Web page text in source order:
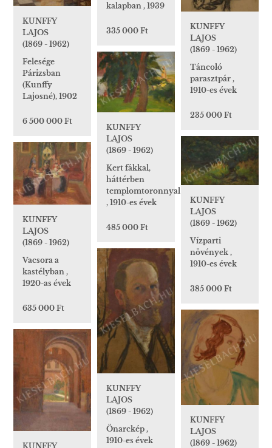
kalapban , 1939
335 000 Ft
KUNFFY
LAJOS
(1869 - 1962)
Felesége
Párizsban
(Kunffy
Lajosné), 1902
6 500 000 Ft
KUNFFY
LAJOS
(1869 - 1962)
Táncoló
parasztpár ,
1910-es évek
235 000 Ft
KUNFFY
LAJOS
(1869 - 1962)
Kert fákkal,
háttérben
templomtoronnyal
, 1910-es évek
485 000 Ft
KUNFFY
LAJOS
(1869 - 1962)
Vízparti
növények ,
1910-es évek
385 000 Ft
KUNFFY
LAJOS
(1869 - 1962)
Vacsora a
kastélyban ,
1920-as évek
635 000 Ft
KUNFFY
LAJOS
(1869 - 1962)
Önarckép ,
1910-es évek
KUNFFY
LAJOS
(1869 - 1962)
KUNFFY